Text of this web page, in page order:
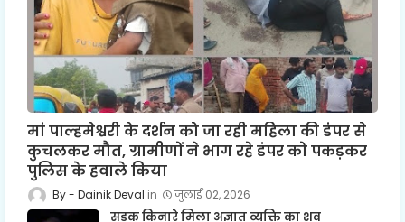
मां पाल्हमेश्वरी के दर्शन को जा रही महिला की डंपर से
कुचलकर मौत, ग्रामीणों ने भाग रहे डंपर को पकड़कर
पुलिस के हवाले किया
Dainik Deval जुलाई 02, 2026
सड़क किनारे मिला अज्ञात व्यक्ति का शव